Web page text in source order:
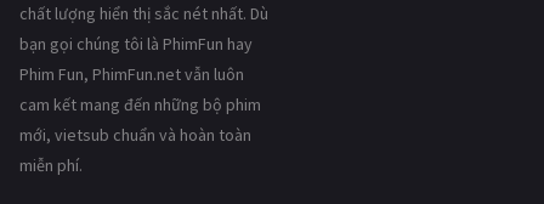
chất lượng hiển thị sắc nét nhất. Dù
bạn gọi chúng tôi là PhimFun hay
Phim Fun, PhimFun.net vẫn luôn
cam kết mang đến những bộ phim
mới, vietsub chuẩn và hoàn toàn
miễn phí.